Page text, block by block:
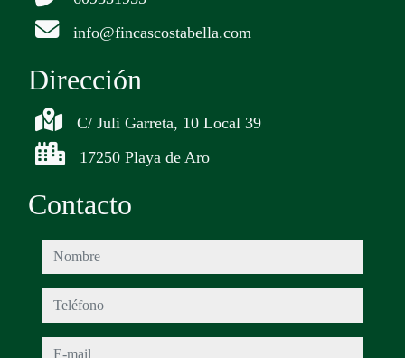
info@fincascostabella.com
Dirección
C/ Juli Garreta, 10 Local 39
17250 Playa de Aro
Contacto
nombre
teléfono
e-mail